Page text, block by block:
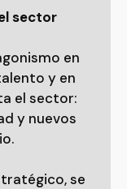
sector
en
y en
el sector:
y nuevos
se